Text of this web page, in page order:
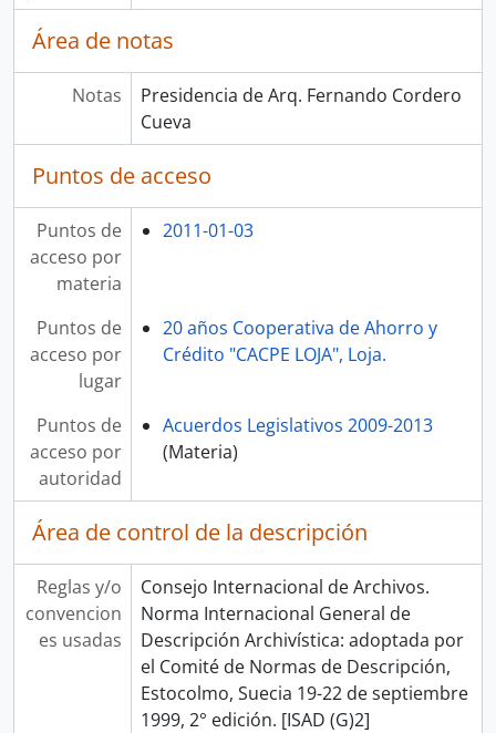
Área de notas
Notas
Presidencia de Arq. Fernando Cordero
Cueva
Puntos de acceso
Puntos de
acceso por
materia
2011-01-03
Puntos de
acceso por
lugar
20 años Cooperativa de Ahorro y
Crédito "CACPE LOJA", Loja.
Puntos de
acceso por
autoridad
Acuerdos Legislativos 2009-2013
(Materia)
Área de control de la descripción
Reglas y/o
convencion
es usadas
Consejo Internacional de Archivos.
Norma Internacional General de
Descripción Archivística: adoptada por
el Comité de Normas de Descripción,
Estocolmo, Suecia 19-22 de septiembre
1999, 2° edición. [ISAD (G)2]